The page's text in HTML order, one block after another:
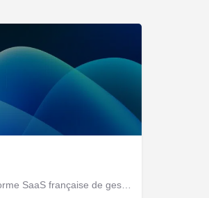
Drivein édite une plateforme SaaS française de gestion de flotte automobile : pilotage centralisé du parc…